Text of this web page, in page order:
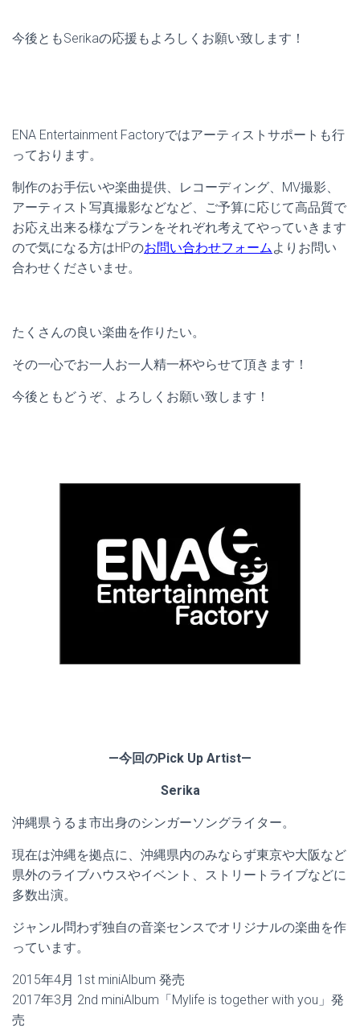
今後ともSerikaの応援もよろしくお願い致します！
ENA Entertainment Factoryではアーティストサポートも行
っております。
制作のお手伝いや楽曲提供、レコーディング、MV撮影、
アーティスト写真撮影などなど、ご予算に応じて高品質で
お応え出来る様なプランをそれぞれ考えてやっていきます
ので気になる方はHPのお問い合わせフォームよりお問い
合わせくださいませ。
たくさんの良い楽曲を作りたい。
その一心でお一人お一人精一杯やらせて頂きます！
今後ともどうぞ、よろしくお願い致します！
—今回のPick Up Artist—
Serika
沖縄県うるま市出身のシンガーソングライター。
現在は沖縄を拠点に、沖縄県内のみならず東京や大阪など
県外のライブハウスやイベント、ストリートライブなどに
多数出演。
ジャンル問わず独自の音楽センスでオリジナルの楽曲を作
っています。
2015年4月 1st miniAlbum 発売
2017年3月 2nd miniAlbum「Mylife is together with you」発
売